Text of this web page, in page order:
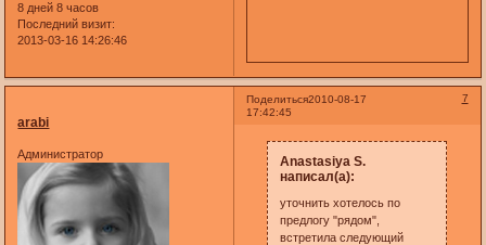
8 дней 8 часов
Последний визит:
2013-03-16 14:26:46
Поделиться 7
2010-08-17
17:42:45
arabi
Администратор
Anastasiya S.
написал(а):
уточнить хотелось по
предлогу "рядом",
встретила следующий